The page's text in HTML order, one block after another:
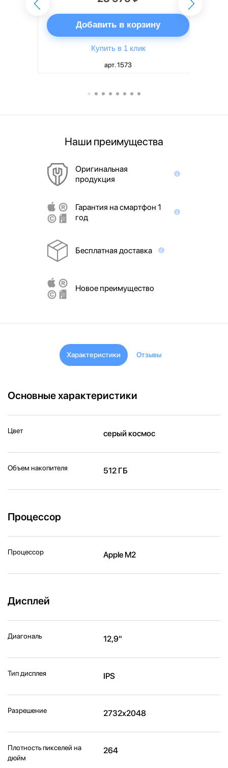
Добавить в корзину
Купить в 1 клик
арт. 1573
Наши преимущества
Оригинальная
продукция
Гарантия на смартфон 1
год
Бесплатная доставка
Новое преимущество
Характеристики Отзывы
Основные характеристики
Цвет серый космос
Объем накопителя 512 ГБ
Процессор
Процессор Apple M2
Дисплей
Диагональ 12,9"
Тип дисплея IPS
Разрешение 2732x2048
Плотность пикселей на
дюйм
264